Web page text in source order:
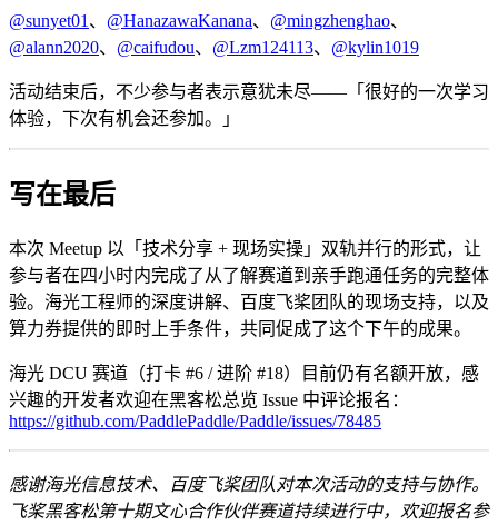
@sunyet01 、 @HanazawaKanana、 @mingzhenghao、
@alann2020、 @caifudou、 @Lzm124113、 @kylin1019
活动结束后，不少参与者表示意犹未尽——「很好的一次学习
体验，下次有机会还参加。」
写在最后
本次 Meetup 以「技术分享 + 现场实操」双轨并行的形式，让
参与者在四小时内完成了从了解赛道到亲手跑通任务的完整体
验。海光工程师的深度讲解、百度飞桨团队的现场支持，以及
算力券提供的即时上手条件，共同促成了这个下午的成果。
海光 DCU 赛道（打卡 #6 / 进阶 #18）目前仍有名额开放，感
兴趣的开发者欢迎在黑客松总览 Issue 中评论报名：
https://github.com/PaddlePaddle/Paddle/issues/78485
感谢海光信息技术、百度飞桨团队对本次活动的支持与协作。
飞桨黑客松第十期文心合作伙伴赛道持续进行中，欢迎报名参